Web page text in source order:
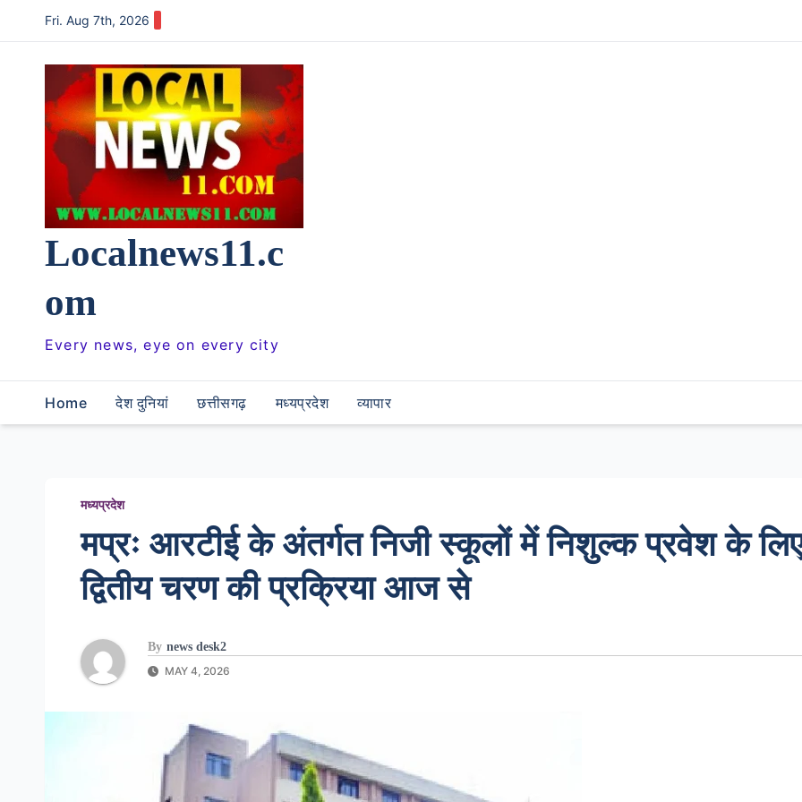
to
content
Fri. Aug 7th, 2026
Localnews11.c
om
Every news, eye on every city
Home देश दुनियां छत्तीसगढ़ मध्यप्रदेश व्यापार
मध्यप्रदेश
मप्रः आरटीई के अंतर्गत निजी स्कूलों में निशुल्क प्रवेश के
द्वितीय चरण की प्रक्रिया आज से
By news desk2
MAY 4, 2026